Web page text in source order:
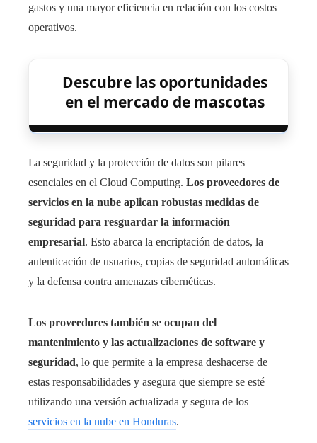
gastos y una mayor eficiencia en relación con los costos
operativos.
Descubre las oportunidades
en el mercado de mascotas
La seguridad y la protección de datos son pilares
esenciales en el Cloud Computing. Los proveedores de
servicios en la nube aplican robustas medidas de
seguridad para resguardar la información
empresarial. Esto abarca la encriptación de datos, la
autenticación de usuarios, copias de seguridad automáticas
y la defensa contra amenazas cibernéticas.
Los proveedores también se ocupan del
mantenimiento y las actualizaciones de software y
seguridad, lo que permite a la empresa deshacerse de
estas responsabilidades y asegura que siempre se esté
utilizando una versión actualizada y segura de los
servicios en la nube en Honduras.